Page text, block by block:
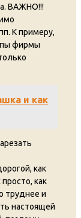
ВАЖНО!!!
К примеру,
фирмы
и как
как
как
труднее и
настоящей